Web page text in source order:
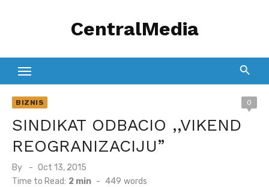
CentralMedia
BIZNIS 0
SINDIKAT ODBACIO ,,VIKEND
REOGRANIZACIJU”
By
Posted
on
Oct 13, 2015
Time to Read: 2 min - 449 words